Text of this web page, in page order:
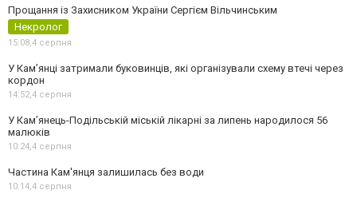
Прощання із Захисником України Сергієм Вільчинським
Некролог
15:08,4 серпня
У Кам’янці затримали буковинців, які організували схему втечі через
кордон
14:52,4 серпня
У Кам’янець-Подільській міській лікарні за липень народилося 56
малюків
10:24,4 серпня
Частина Кам'янця залишилась без води
10:14,4 серпня